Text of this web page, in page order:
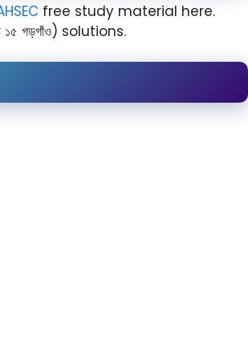
free study material here.
গড়গাঁও) solutions.